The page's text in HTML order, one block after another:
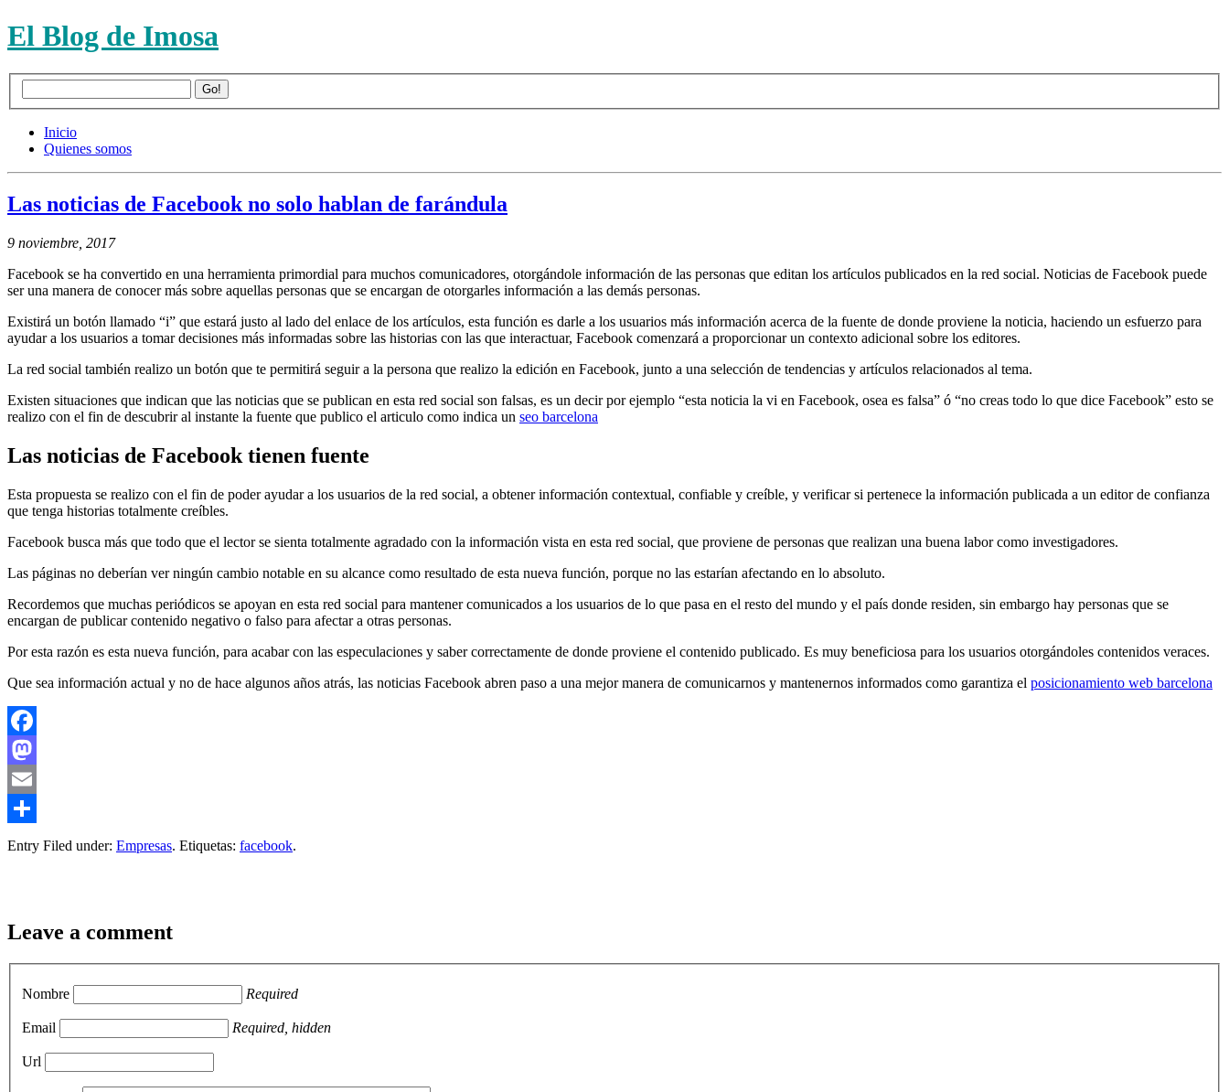
El Blog de Imosa
Inicio
Quienes somos
Las noticias de Facebook no solo hablan de farándula
9 noviembre, 2017
Facebook se ha convertido en una herramienta primordial para muchos comunicadores, otorgándole información de las personas que editan los artículos publicados en la red social. Noticias de Facebook puede
ser una manera de conocer más sobre aquellas personas que se encargan de otorgarles información a las demás personas.
Existirá un botón llamado “i” que estará justo al lado del enlace de los artículos, esta función es darle a los usuarios más información acerca de la fuente de donde proviene la noticia, haciendo un esfuerzo para
ayudar a los usuarios a tomar decisiones más informadas sobre las historias con las que interactuar, Facebook comenzará a proporcionar un contexto adicional sobre los editores.
La red social también realizo un botón que te permitirá seguir a la persona que realizo la edición en Facebook, junto a una selección de tendencias y artículos relacionados al tema.
Existen situaciones que indican que las noticias que se publican en esta red social son falsas, es un decir por ejemplo “esta noticia la vi en Facebook, osea es falsa” ó “no creas todo lo que dice Facebook” esto se
realizo con el fin de descubrir al instante la fuente que publico el articulo como indica un seo barcelona
Las noticias de Facebook tienen fuente
Esta propuesta se realizo con el fin de poder ayudar a los usuarios de la red social, a obtener información contextual, confiable y creíble, y verificar si pertenece la información publicada a un editor de confianza
que tenga historias totalmente creíbles.
Facebook busca más que todo que el lector se sienta totalmente agradado con la información vista en esta red social, que proviene de personas que realizan una buena labor como investigadores.
Las páginas no deberían ver ningún cambio notable en su alcance como resultado de esta nueva función, porque no las estarían afectando en lo absoluto.
Recordemos que muchas periódicos se apoyan en esta red social para mantener comunicados a los usuarios de lo que pasa en el resto del mundo y el país donde residen, sin embargo hay personas que se
encargan de publicar contenido negativo o falso para afectar a otras personas.
Por esta razón es esta nueva función, para acabar con las especulaciones y saber correctamente de donde proviene el contenido publicado. Es muy beneficiosa para los usuarios otorgándoles contenidos veraces.
Que sea información actual y no de hace algunos años atrás, las noticias Facebook abren paso a una mejor manera de comunicarnos y mantenernos informados como garantiza el posicionamiento web barcelona
Facebook
Mastodon
Email
Compartir
Entry Filed under: Empresas. Etiquetas: facebook.
Leave a comment
Nombre Required
Email Required, hidden
Url